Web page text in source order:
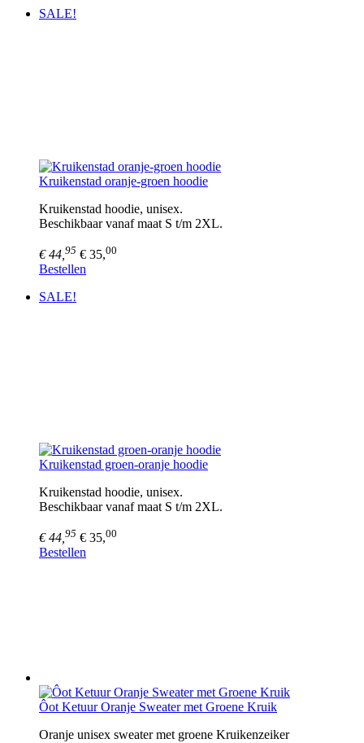
SALE!
Kruikenstad oranje-groen hoodie
Kruikenstad hoodie, unisex.
​Beschikbaar vanaf maat S t/m 2XL.
€ 44, 95 € 35,00
Bestellen
SALE!
Kruikenstad groen-oranje hoodie
Kruikenstad hoodie, unisex.
​Beschikbaar vanaf maat S t/m 2XL.
€ 44, 95 € 35,00
Bestellen
Ôot Ketuur Oranje Sweater met Groene Kruik
Oranje unisex sweater met groene Kruikenzeiker